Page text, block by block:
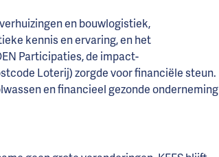
en bouwlogistiek,
kennis en ervaring, en het
Participaties, de impact-
Loterij) zorgde voor financiële steun.
en financieel gezonde onderneming